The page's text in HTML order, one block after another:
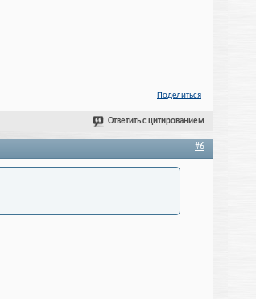
Поделиться
Ответить с цитированием
#6